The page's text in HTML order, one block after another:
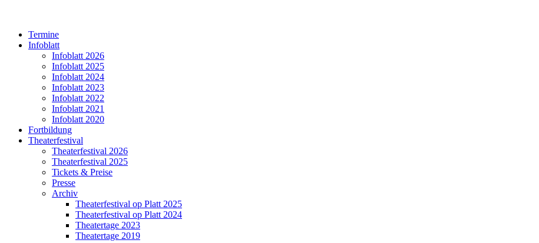
Termine
Infoblatt
Infoblatt 2026
Infoblatt 2025
Infoblatt 2024
Infoblatt 2023
Infoblatt 2022
Infoblatt 2021
Infoblatt 2020
Fortbildung
Theaterfestival
Theaterfestival 2026
Theaterfestival 2025
Tickets & Preise
Presse
Archiv
Theaterfestival op Platt 2025
Theaterfestival op Platt 2024
Theatertage 2023
Theatertage 2019